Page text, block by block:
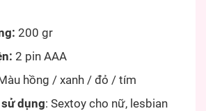
200 gr
2 pin AAA
hồng / xanh / đỏ / tím
dụng: Sextoy cho nữ, lesbian